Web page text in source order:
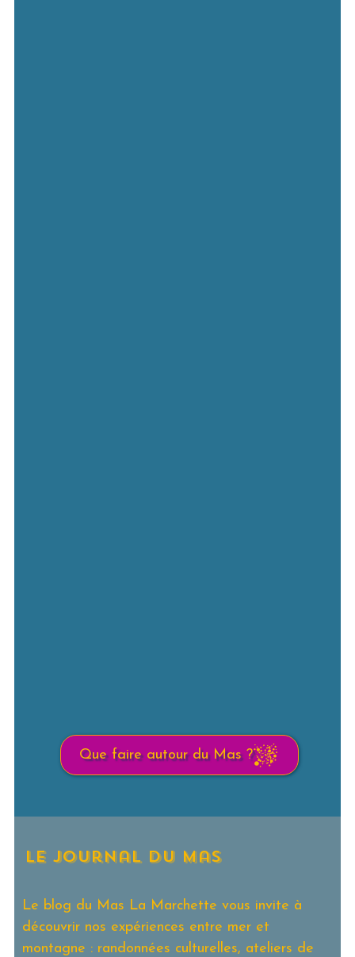
Que faire autour du Mas ?
le journal du mas
Le blog du Mas La Marchette vous invite à
découvrir nos expériences entre mer et
montagne : randonnées culturelles, ateliers de